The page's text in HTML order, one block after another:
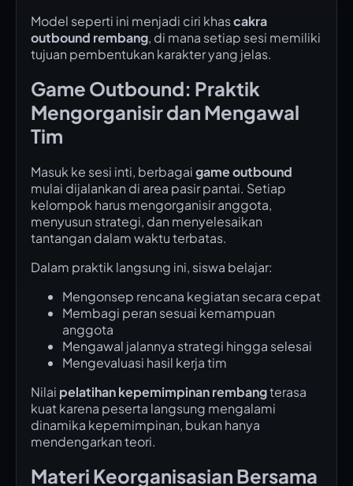
Model seperti ini menjadi ciri khascakra
outbound rembang, di mana setiap sesi memiliki
tujuan pembentukan karakter yang jelas.
Game Outbound: Praktik
Mengorganisir dan Mengawal
Tim
Masuk ke sesi inti, berbagaigame outbound
mulai dijalankan di area pasir pantai. Setiap
kelompok harus mengorganisir anggota,
menyusun strategi, dan menyelesaikan
tantangan dalam waktu terbatas.
Dalam praktik langsung ini, siswa belajar:
Mengonsep rencana kegiatan secara cepat
Membagi peran sesuai kemampuan
anggota
Mengawal jalannya strategi hingga selesai
Mengevaluasi hasil kerja tim
Nilai pelatihan kepemimpinan rembangterasa
kuat karena peserta langsung mengalami
dinamika kepemimpinan, bukan hanya
mendengarkan teori.
Materi Keorganisasian Bersama